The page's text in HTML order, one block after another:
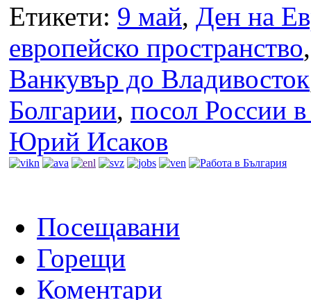
Етикети: 9 май, Ден на
европейско пространство
Ванкувър до Владивосток
Болгарии, посол России
Юрий Исаков
Посещавани
Горещи
Коментари